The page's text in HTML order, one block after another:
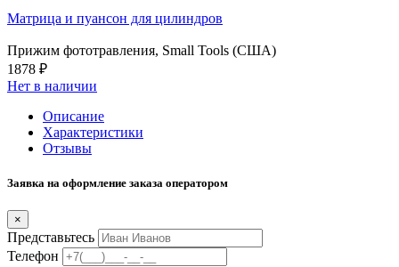
Матрица и пуансон для цилиндров
Прижим фототравления, Small Tools (США)
1878 ₽
Нет в наличии
Описание
Характеристики
Отзывы
Заявка на оформление заказа оператором
×
Представьтесь
Телефон